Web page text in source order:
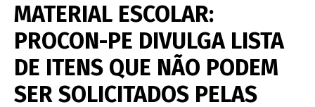
MATERIAL ESCOLAR:
PROCON-PE DIVULGA LISTA
DE ITENS QUE NÃO PODEM
SER SOLICITADOS PELAS